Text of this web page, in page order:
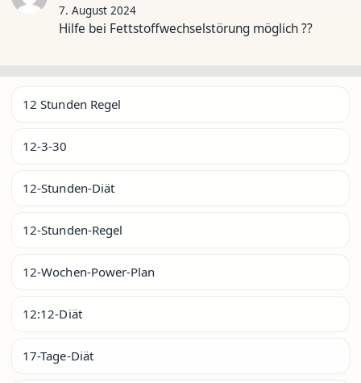
7. August 2024
Hilfe bei Fettstoffwechselstörung möglich ??
12 Stunden Regel
12-3-30
12-Stunden-Diät
12-Stunden-Regel
12-Wochen-Power-Plan
12:12-Diät
17-Tage-Diät